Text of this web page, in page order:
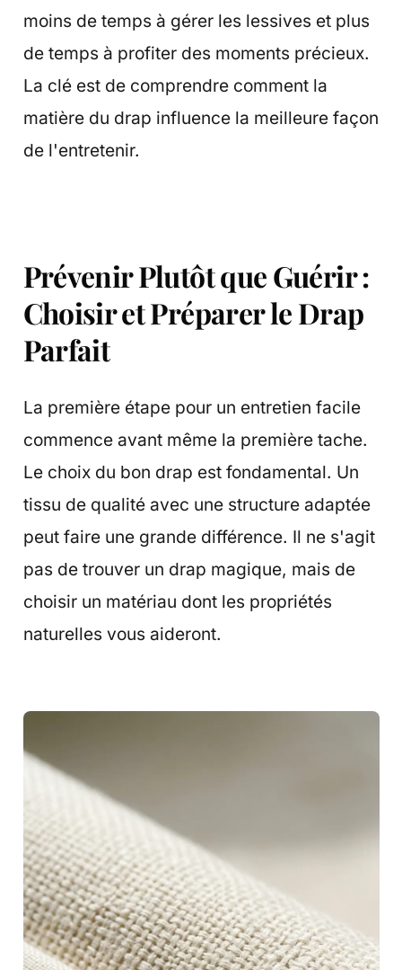
moins de temps à gérer les lessives et plus
de temps à profiter des moments précieux.
La clé est de comprendre comment la
matière du drap influence la meilleure façon
de l'entretenir.
Prévenir Plutôt que Guérir :
Choisir et Préparer le Drap
Parfait
La première étape pour un entretien facile
commence avant même la première tache.
Le choix du bon drap est fondamental. Un
tissu de qualité avec une structure adaptée
peut faire une grande différence. Il ne s'agit
pas de trouver un drap magique, mais de
choisir un matériau dont les propriétés
naturelles vous aideront.